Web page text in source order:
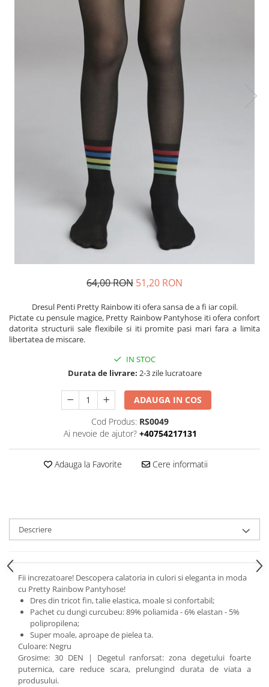
Produse pentru casa
Prosoape bucatarie
64,00 RON 51,20 RON
Dresul Penti Pretty Rainbow iti ofera sansa de a fi iar copil.
Pictate cu pensule magice, Pretty Rainbow Pantyhose iti ofera confort
datorita structurii sale flexibile si iti promite pasi mari fara a limita
libertatea de miscare.
IN STOC
Durata de livrare: 2-3 zile lucratoare
ADAUGA IN COS
Cod Produs: RS0049
Ai nevoie de ajutor? +40754217131
Adauga la Favorite Cere informatii
Descriere
Fii increzatoare! Descopera calatoria in culori si eleganta in moda
cu Pretty Rainbow Pantyhose!
Dres din tricot fin, talie elastica, moale si confortabil;
Pachet cu dungi curcubeu: 89% poliamida - 6% elastan - 5%
polipropilena;
Super moale, aproape de pielea ta.
Culoare: Negru
Grosime: 30 DEN | Degetul ranforsat: zona degetului foarte
puternica, care reduce scara, prelungind durata de viata a
produsului.